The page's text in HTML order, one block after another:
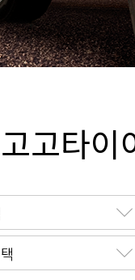
고고타이